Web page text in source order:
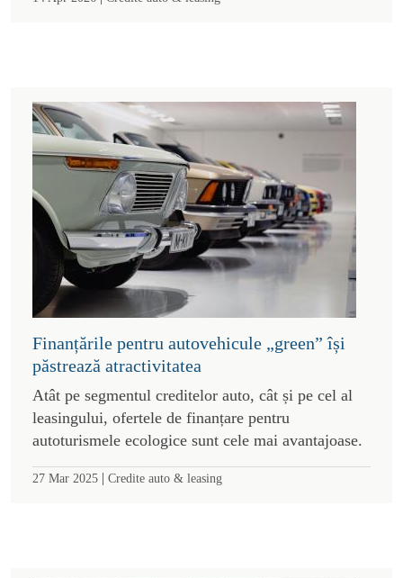
Finanțările pentru autovehicule „green” își
păstrează atractivitatea
Atât pe segmentul creditelor auto, cât și pe cel al
leasingului, ofertele de finanțare pentru
autoturismele ecologice sunt cele mai avantajoase.
27 Mar 2025 | Credite auto & leasing